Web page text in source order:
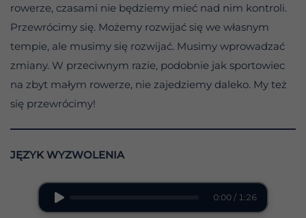
rowerze, czasami nie będziemy mieć nad nim kontroli.
Przewrócimy się. Możemy rozwijać się we własnym
tempie, ale musimy się rozwijać. Musimy wprowadzać
zmiany. W przeciwnym razie, podobnie jak sportowiec
na zbyt małym rowerze, nie zajedziemy daleko. My też
się przewrócimy!
JĘZYK WYZWOLENIA
0:00 / 1:26